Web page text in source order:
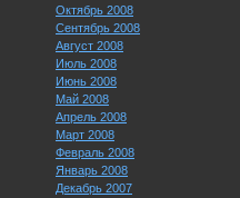
Октябрь 2008
Сентябрь 2008
Август 2008
Июль 2008
Июнь 2008
Май 2008
Апрель 2008
Март 2008
Февраль 2008
Январь 2008
Декабрь 2007